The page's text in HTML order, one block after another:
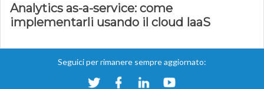
Analytics as-a-service: come
implementarli usando il cloud IaaS
Seguici per rimanere sempre aggiornato: